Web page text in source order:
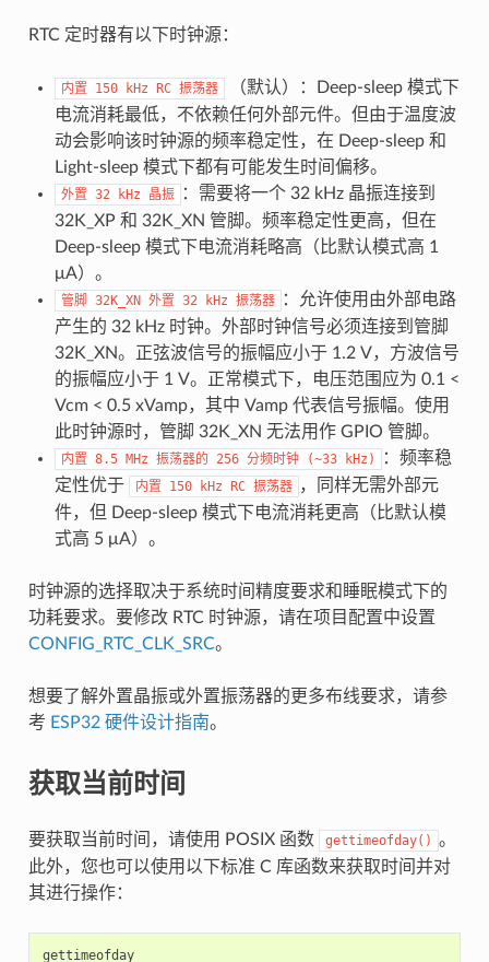
RTC 定时器有以下时钟源：
内置 150 kHz RC 振荡器
（默认）：Deep-sleep 模式下
电流消耗最低，不依赖任何外部元件。但由于温度波
动会影响该时钟源的频率稳定性，在 Deep-sleep 和
Light-sleep 模式下都有可能发生时间偏移。
外置 32 kHz 晶振
：需要将一个 32 kHz 晶振连接到
32K_XP 和 32K_XN 管脚。频率稳定性更高，但在
Deep-sleep 模式下电流消耗略高（比默认模式高 1
μA）。
管脚 32K_XN 外置 32 kHz 振荡器
：允许使用由外部电路
产生的 32 kHz 时钟。外部时钟信号必须连接到管脚
32K_XN。正弦波信号的振幅应小于 1.2 V，方波信号
的振幅应小于 1 V。正常模式下，电压范围应为 0.1 <
Vcm < 0.5 xVamp，其中 Vamp 代表信号振幅。使用
此时钟源时，管脚 32K_XN 无法用作 GPIO 管脚。
内置 8.5 MHz 振荡器的 256 分频时钟 (~33 kHz)
：频率稳
定性优于
内置 150 kHz RC 振荡器 ，同样无需外部元
件，但 Deep-sleep 模式下电流消耗更高（比默认模
式高 5 μA）。
时钟源的选择取决于系统时间精度要求和睡眠模式下的
功耗要求。要修改 RTC 时钟源，请在项目配置中设置
CONFIG_RTC_CLK_SRC。
想要了解外置晶振或外置振荡器的更多布线要求，请参
考 ESP32 硬件设计指南。
获取当前时间
要获取当前时间，请使用 POSIX 函数 gettimeofday() 。
此外，您也可以使用以下标准 C 库函数来获取时间并对
其进行操作：
gettimeofday